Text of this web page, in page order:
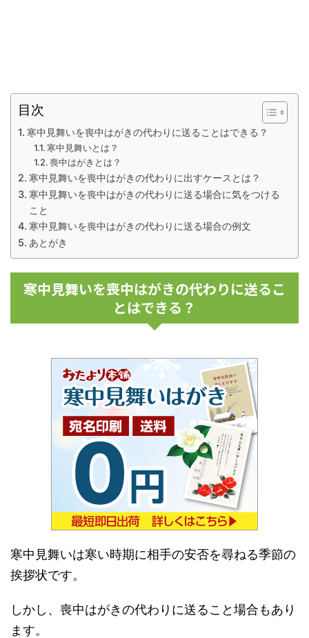
目次
寒中見舞いを喪中はがきの代わりに送ることはできる？
寒中見舞いとは？
喪中はがきとは？
寒中見舞いを喪中はがきの代わりに出すケースとは？
寒中見舞いを喪中はがきの代わりに送る場合に気をつける
こと
寒中見舞いを喪中はがきの代わりに送る場合の例文
あとがき
寒中見舞いを喪中はがきの代わりに送るこ
とはできる？
寒中見舞いは寒い時期に相手の安否を尋ねる季節の
挨拶状です。
しかし、喪中はがきの代わりに送ること場合もあり
ます。